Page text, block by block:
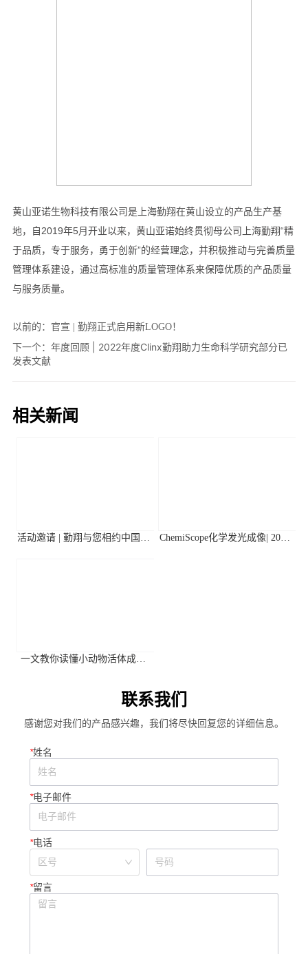
以前的： 官宣 | 勤翔正式启用新LOGO！
下一个：年度回顾 | 2022年度Clinx勤翔助力生命科学研究部分已
发表文献
相关新闻
活动邀请 | 勤翔与您相约中国植
ChemiScope化学发光成像| 2026
一文教你读懂小动物活体成像
联系我们
感谢您对我们的产品感兴趣，我们将尽快回复您的详细信息。
*姓名
*电子邮件
*电话
*留言